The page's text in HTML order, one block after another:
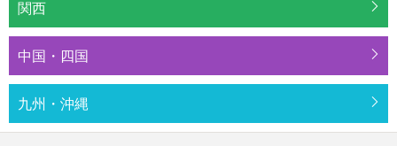
関西
中国・四国
九州・沖縄